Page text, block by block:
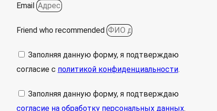
Email
Friend who recommended
Заполняя данную форму, я подтверждаю
согласие с политикой конфиденциальности.
Заполняя данную форму, я подтверждаю
согласие на обработку персональных данных.